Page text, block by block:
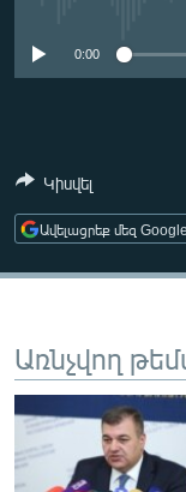
ՄԻՋԱԶԳԱՅԻՆ
ՏՏ ԵՒ ԻՆՏԵՐՆԵՏ
ՏԵՍԱՆՅՈՒԹԵՐ
ԲԱՆԱՎԵՃ
ՁԳՏԵԼՈՎ
0:00
Կիսվել
Ավելացրեք մեզ
Առնչվող